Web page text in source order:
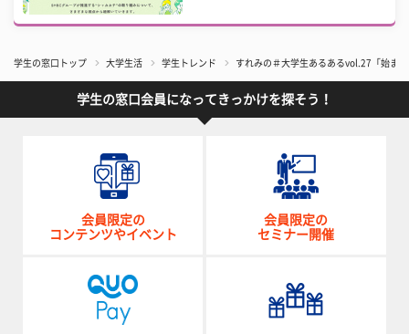
学生の窓口トップ 大学生活 学生トレンド すれみの＃大学生あるあるvol.27「始ま
学生の窓口会員になってきっかけを探そう！
会員限定の
コンテンツやイベント
会員限定の
セミナー開催